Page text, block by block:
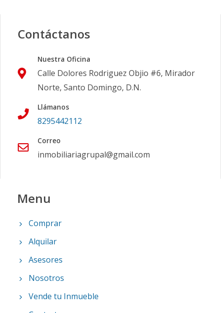
Contáctanos
Nuestra Oficina
Calle Dolores Rodriguez Objio #6, Mirador
Norte, Santo Domingo, D.N.
Llámanos
8295442112
Correo
inmobiliariagrupal@gmail.com
Menu
Comprar
Alquilar
Asesores
Nosotros
Vende tu Inmueble